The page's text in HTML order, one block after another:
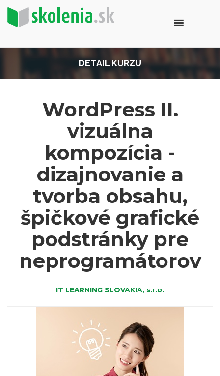
DETAIL KURZU
WordPress II.
vizuálna
kompozícia -
dizajnovanie a
tvorba obsahu,
špičkové grafické
podstránky pre
neprogramátorov
IT LEARNING SLOVAKIA, s.r.o.